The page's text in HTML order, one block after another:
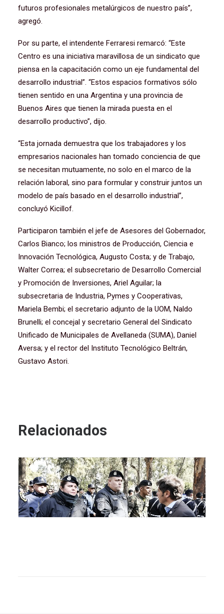
futuros profesionales metalúrgicos de nuestro país”,
agregó.
Por su parte, el intendente Ferraresi remarcó: “Este
Centro es una iniciativa maravillosa de un sindicato que
piensa en la capacitación como un eje fundamental del
desarrollo industrial”. “Estos espacios formativos sólo
tienen sentido en una Argentina y una provincia de
Buenos Aires que tienen la mirada puesta en el
desarrollo productivo”, dijo.
“Esta jornada demuestra que los trabajadores y los
empresarios nacionales han tomado conciencia de que
se necesitan mutuamente, no solo en el marco de la
relación laboral, sino para formular y construir juntos un
modelo de país basado en el desarrollo industrial”,
concluyó Kicillof.
Participaron también el jefe de Asesores del Gobernador,
Carlos Bianco; los ministros de Producción, Ciencia e
Innovación Tecnológica, Augusto Costa; y de Trabajo,
Walter Correa; el subsecretario de Desarrollo Comercial
y Promoción de Inversiones, Ariel Aguilar; la
subsecretaria de Industria, Pymes y Cooperativas,
Mariela Bembi; el secretario adjunto de la UOM, Naldo
Brunelli; el concejal y secretario General del Sindicato
Unificado de Municipales de Avellaneda (SUMA), Daniel
Aversa; y el rector del Instituto Tecnológico Beltrán,
Gustavo Astori.
Relacionados